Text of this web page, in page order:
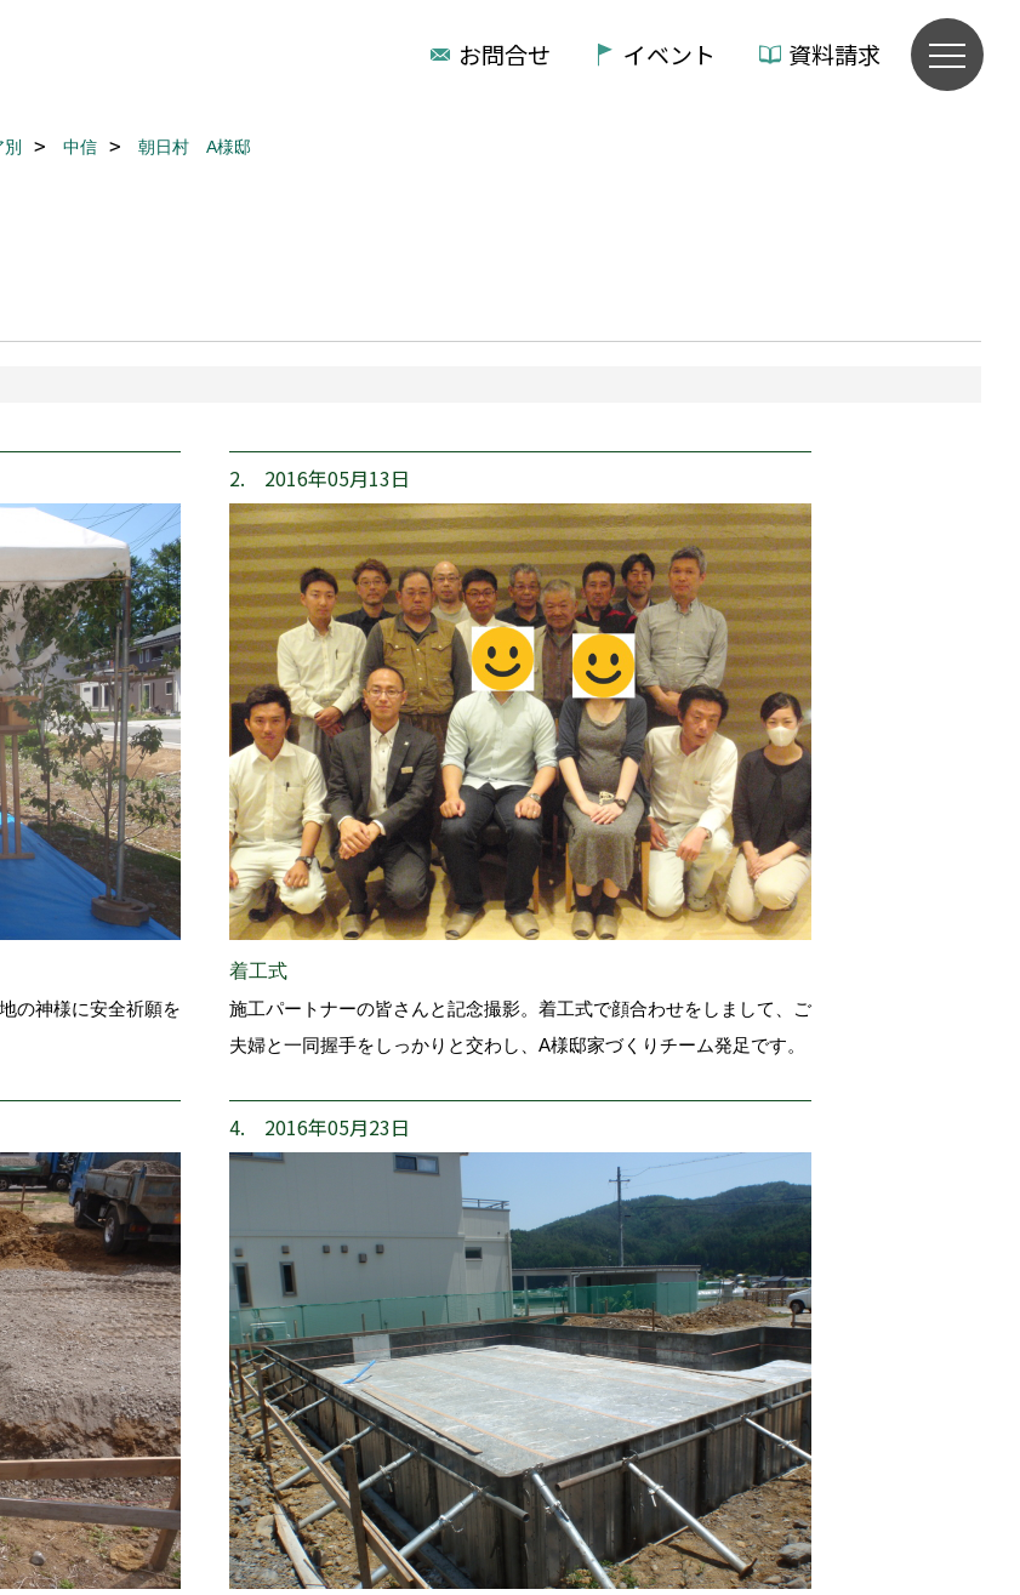
お問合せ イベント 資料請求
中信 朝日村 A様邸
の神様に安全祈願を
2. 2016年05月13日
着工式
施工パートナーの皆さんと記念撮影。着工式で顔合わせをしまして、ご
夫婦と一同握手をしっかりと交わし、A様邸家づくりチーム発足です。
4. 2016年05月23日